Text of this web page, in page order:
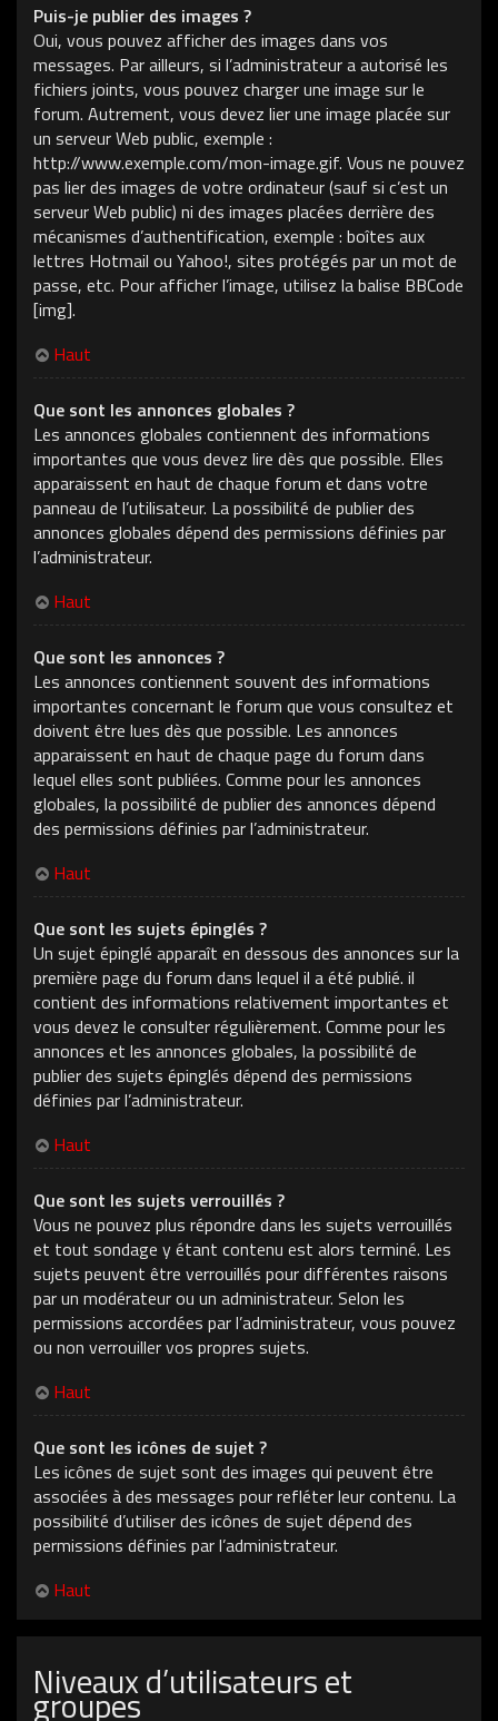
Puis-je publier des images ?
Oui, vous pouvez afficher des images dans vos
messages. Par ailleurs, si l’administrateur a autorisé les
fichiers joints, vous pouvez charger une image sur le
forum. Autrement, vous devez lier une image placée sur
un serveur Web public, exemple :
http://www.exemple.com/mon-image.gif. Vous ne pouvez
pas lier des images de votre ordinateur (sauf si c’est un
serveur Web public) ni des images placées derrière des
mécanismes d’authentification, exemple : boîtes aux
lettres Hotmail ou Yahoo!, sites protégés par un mot de
passe, etc. Pour afficher l’image, utilisez la balise BBCode
[img].
Haut
Que sont les annonces globales ?
Les annonces globales contiennent des informations
importantes que vous devez lire dès que possible. Elles
apparaissent en haut de chaque forum et dans votre
panneau de l’utilisateur. La possibilité de publier des
annonces globales dépend des permissions définies par
l’administrateur.
Haut
Que sont les annonces ?
Les annonces contiennent souvent des informations
importantes concernant le forum que vous consultez et
doivent être lues dès que possible. Les annonces
apparaissent en haut de chaque page du forum dans
lequel elles sont publiées. Comme pour les annonces
globales, la possibilité de publier des annonces dépend
des permissions définies par l’administrateur.
Haut
Que sont les sujets épinglés ?
Un sujet épinglé apparaît en dessous des annonces sur la
première page du forum dans lequel il a été publié. il
contient des informations relativement importantes et
vous devez le consulter régulièrement. Comme pour les
annonces et les annonces globales, la possibilité de
publier des sujets épinglés dépend des permissions
définies par l’administrateur.
Haut
Que sont les sujets verrouillés ?
Vous ne pouvez plus répondre dans les sujets verrouillés
et tout sondage y étant contenu est alors terminé. Les
sujets peuvent être verrouillés pour différentes raisons
par un modérateur ou un administrateur. Selon les
permissions accordées par l’administrateur, vous pouvez
ou non verrouiller vos propres sujets.
Haut
Que sont les icônes de sujet ?
Les icônes de sujet sont des images qui peuvent être
associées à des messages pour refléter leur contenu. La
possibilité d’utiliser des icônes de sujet dépend des
permissions définies par l’administrateur.
Haut
Niveaux d’utilisateurs et
groupes